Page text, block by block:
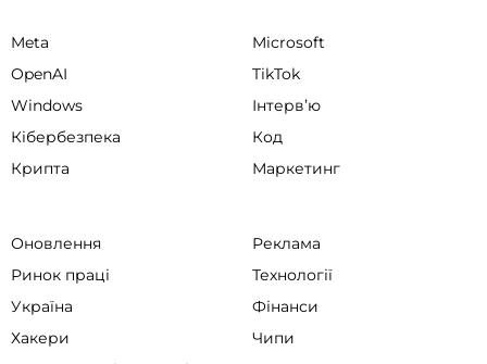
Meta
Microsoft
OpenAI
TikTok
Windows
Інтервʼю
Кібербезпека
Код
Крипта
Маркетинг
Оновлення
Реклама
Ринок праці
Технології
Україна
Фінанси
Хакери
Чипи